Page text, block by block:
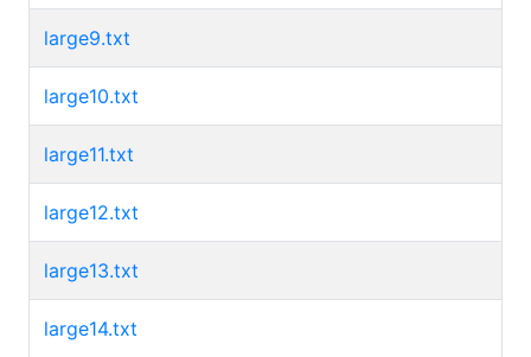
large9.txt
large10.txt
large11.txt
large12.txt
large13.txt
large14.txt